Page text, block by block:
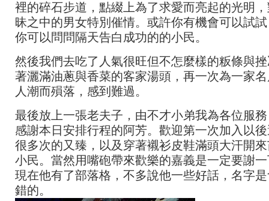
裡的碎石步道，點綴上為了求愛而亮起的光明
昧之中的男女特別催情。或許你有機會可以試
你可以問問隔天告白成功的的小民。
然後我們去吃了人氣很旺但不怎麼樣的粄條與
著灑滿油蔥與香菜的客家湯頭，再一次為一家
人潮而殞落，感到難過。
最後放上一張老夫子，由不才小弟我為各位服
感謝本日安排行程的阿芳。歡迎第一次加入以
很多次的又臻，以及穿著襯衫皮鞋滿頭大汗開
小民。當然用嘴砲帶來歡樂的嘉義是一定要謝
現在他有了部落格，不多說他一些好話，名字
錯的。